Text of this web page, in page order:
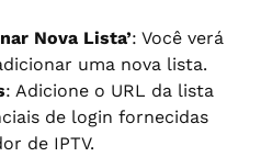
Nova Lista’: Você verá
uma nova lista.
: Adicione o URL da lista
de login fornecidas
de IPTV.